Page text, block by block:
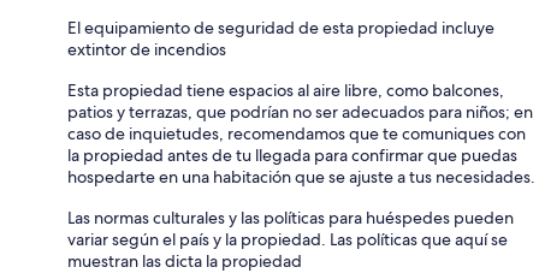
El equipamiento de seguridad de esta propiedad incluye
extintor de incendios
Esta propiedad tiene espacios al aire libre, como balcones,
patios y terrazas, que podrían no ser adecuados para niños; en
caso de inquietudes, recomendamos que te comuniques con
la propiedad antes de tu llegada para confirmar que puedas
hospedarte en una habitación que se ajuste a tus necesidades.
Las normas culturales y las políticas para huéspedes pueden
variar según el país y la propiedad. Las políticas que aquí se
muestran las dicta la propiedad